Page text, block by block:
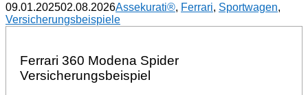
09.01.202502.08.2026Assekurati®, Ferrari, Sportwagen,
Versicherungsbeispiele
Ferrari 360 Modena Spider
Versicherungsbeispiel